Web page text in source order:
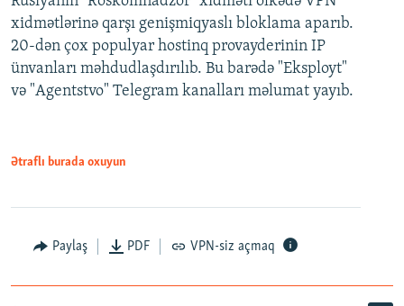
xidmətlərinə qarşı genişmiqyaslı bloklama aparıb.
20-dən çox populyar hostinq provayderinin IP
ünvanları məhdudlaşdırılıb. Bu barədə "Eksployt"
və "Agentstvo" Telegram kanalları məlumat yayıb.
Ətraflı burada oxuyun
Paylaş PDF VPN-siz açmaq